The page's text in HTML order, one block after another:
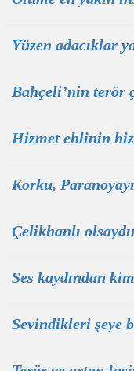
Yüzen adacıklar
Bahçeli’nin terör
Hizmet ehlinin
Korku,
Çelikhanlı
Ses kaydından
Sevindikleri şeye